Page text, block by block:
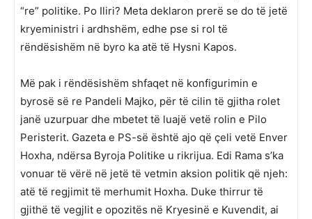
“re” politike. Po Iliri? Meta deklaron prerë se do të jetë
kryeministri i ardhshëm, edhe pse si rol të
rëndësishëm në byro ka atë të Hysni Kapos.
Më pak i rëndësishëm shfaqet në konfigurimin e
byrosë së re Pandeli Majko, për të cilin të gjitha rolet
janë uzurpuar dhe mbetet të luajë vetë rolin e Pilo
Peristerit. Gazeta e PS-së është ajo që çeli vetë Enver
Hoxha, ndërsa Byroja Politike u rikrijua. Edi Rama s’ka
vonuar të vërë në jetë të vetmin aksion politik që njeh:
atë të regjimit të merhumit Hoxha. Duke thirrur të
gjithë të vegjlit e opozitës në Kryesinë e Kuvendit, ai